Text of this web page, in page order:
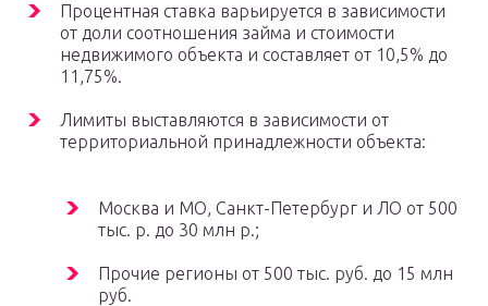
Процентная ставка варьируется в зависимости
от доли соотношения займа и стоимости
недвижимого объекта и составляет от 10,5% до
11,75%.
Лимиты выставляются в зависимости от
территориальной принадлежности объекта:
Москва и МО, Санкт-Петербург и ЛО от 500
тыс. р. до 30 млн р.;
Прочие регионы от 500 тыс. руб. до 15 млн
руб.